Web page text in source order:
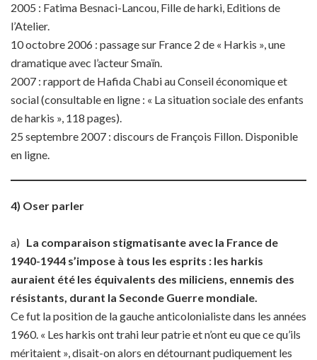
2005 : Fatima Besnaci-Lancou, Fille de harki, Editions de
l’Atelier.
10 octobre 2006 : passage sur France 2 de « Harkis », une
dramatique avec l’acteur Smaïn.
2007 : rapport de Hafida Chabi au Conseil économique et
social (consultable en ligne : « La situation sociale des enfants
de harkis », 118 pages).
25 septembre 2007 : discours de François Fillon. Disponible
en ligne.
4) Oser parler
a) La comparaison stigmatisante avec la France de
1940-1944 s’impose à tous les esprits : les harkis
auraient été les équivalents des miliciens, ennemis des
résistants, durant la Seconde Guerre mondiale.
Ce fut la position de la gauche anticolonialiste dans les années
1960. « Les harkis ont trahi leur patrie et n’ont eu que ce qu’ils
méritaient », disait-on alors en détournant pudiquement les